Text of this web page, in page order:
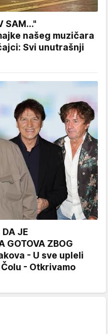
SAM..."
našeg muzičara
Svi unutrašnji
DA JE
GOTOVA ZBOG
- U sve upleli
- Otkrivamo